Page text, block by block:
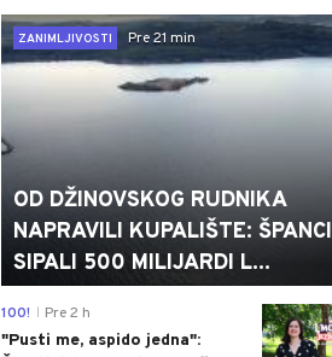
ZANIMLJIVOSTI
Pre 21 min
OD DŽINOVSKOG RUDNIKA
NAPRAVILI KUPALIŠTE: ŠPANCI
SIPALI 500 MILIJARDI L...
100! Pre 2 h
"Pusti me, aspido jedna":